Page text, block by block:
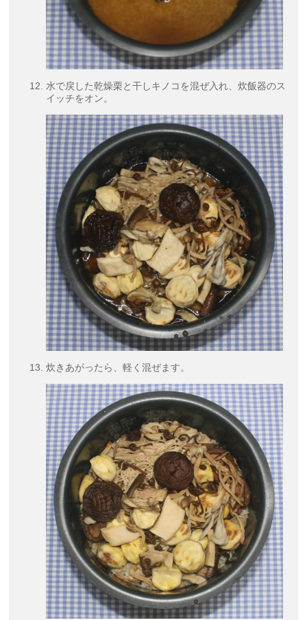
水で戻した乾燥栗と干しキノコを混ぜ入れ、炊飯器のス
イッチをオン。
炊きあがったら、軽く混ぜます。